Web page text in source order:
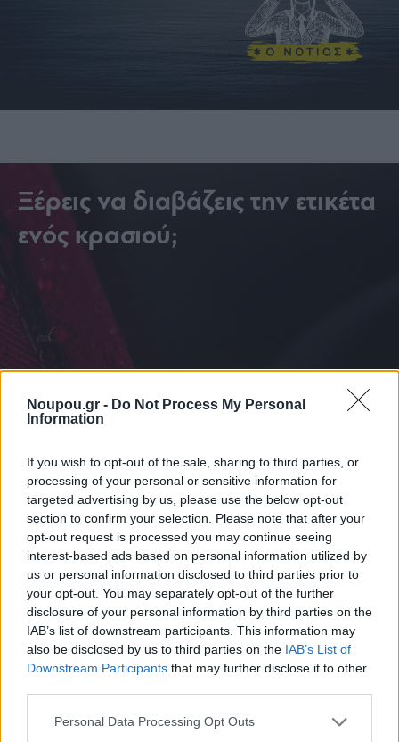
Noupou.gr - Do Not Process My Personal
Information
If you wish to opt-out of the sale, sharing to third parties, or
processing of your personal or sensitive information for
targeted advertising by us, please use the below opt-out
section to confirm your selection. Please note that after your
opt-out request is processed you may continue seeing
interest-based ads based on personal information utilized by
us or personal information disclosed to third parties prior to
your opt-out. You may separately opt-out of the further
disclosure of your personal information by third parties on the
IAB’s list of downstream participants. This information may
also be disclosed by us to third parties on the IAB’s List of
Downstream Participants that may further disclose it to other
Please note that this website/app uses one or more Google
Personal Data Processing Opt Outs
Ξέρεις να διαβάζεις την ετικέτα
ενός κρασιού;
ΔΙΑΒΑΣΤΕ ΑΚΟΜΑ